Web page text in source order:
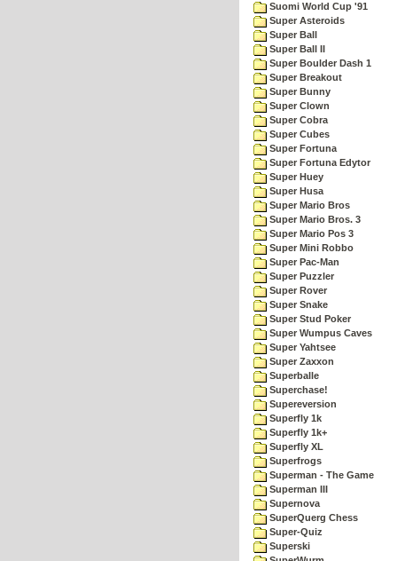
Suomi World Cup '91
Super Asteroids
Super Ball
Super Ball II
Super Boulder Dash 1
Super Breakout
Super Bunny
Super Clown
Super Cobra
Super Cubes
Super Fortuna
Super Fortuna Edytor
Super Huey
Super Husa
Super Mario Bros
Super Mario Bros. 3
Super Mario Pos 3
Super Mini Robbo
Super Pac-Man
Super Puzzler
Super Rover
Super Snake
Super Stud Poker
Super Wumpus Caves
Super Yahtsee
Super Zaxxon
Superballe
Superchase!
Supereversion
Superfly 1k
Superfly 1k+
Superfly XL
Superfrogs
Superman - The Game
Superman III
Supernova
SuperQuerg Chess
Super-Quiz
Superski